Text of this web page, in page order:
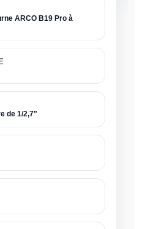
ARCO B19 Pro à
de 1/2,7"